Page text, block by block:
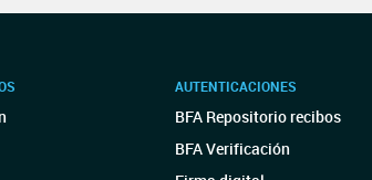
AUTENTICACIONES
BFA Repositorio recibos
BFA Verificación